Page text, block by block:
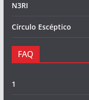
N3RI
Círculo Escéptico
FAQ
1